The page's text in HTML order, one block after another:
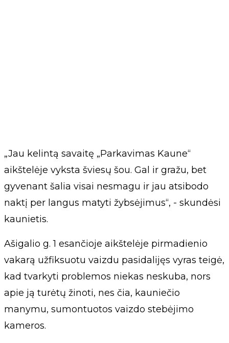
„Jau kelintą savaitę „Parkavimas Kaune“
aikštelėje vyksta šviesų šou. Gal ir gražu, bet
gyvenant šalia visai nesmagu ir jau atsibodo
naktį per langus matyti žybsėjimus“, - skundėsi
kaunietis.
Ašigalio g. 1 esančioje aikštelėje pirmadienio
vakarą užfiksuotu vaizdu pasidalijęs vyras teigė,
kad tvarkyti problemos niekas neskuba, nors
apie ją turėtų žinoti, nes čia, kauniečio
manymu, sumontuotos vaizdo stebėjimo
kameros.